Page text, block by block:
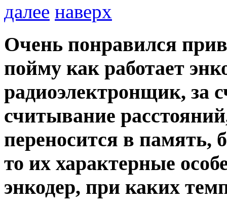
далее наверх
Очень понравился
пойму как работает
радиоэлектронщик, за
считывание
переносится в
то их характерные
энкодер, при каких